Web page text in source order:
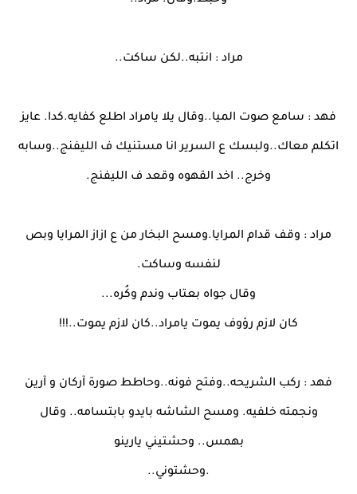
مراد : انتبه..لكن ساكت..
فهد : سامع صوت الميا..وقال يلا يامراد اطلع كفايه.كدا. عايز
اتكلم معاك..ولبسك ع السرير انا مستنيك ف الليفنج..وسابه
وخرج.. اخد القهوه وقعد ف الليفنج.
مراد : وقف قدام المرايا.ومسح البخار من ع ازاز المرايا وبص
لنفسه وساكت.
وقال جواه بعتاب وندم وكُره...
كان لازم رؤوف يموت يامراد..كان لازم يموت..!!!
فهد : ركب الشريحه..وفتح فونه..وحاطط صورة آركان و آرين
ونجمته خلفيه. ومسح الشاشه بايدو بابتسامه.. وقال
بهمس.. وحشتيني يارينو
.وحشتوني..